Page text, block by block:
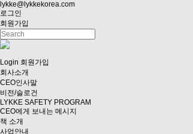
lykke@lykkekorea.com
로그인
회원가입
Login 회원가입
회사소개
CEO인사말
비전/슬로건
LYKKE SAFETY PROGRAM
CEO에게 보내는 메시지
책 소개
사업안내